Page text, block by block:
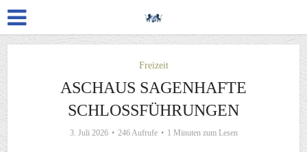
Freizeit
ASCHAUS SAGENHAFTE
SCHLOSSFÜHRUNGEN
3. Juli 2026 246 Aufrufe 1 Minuten zum Lesen